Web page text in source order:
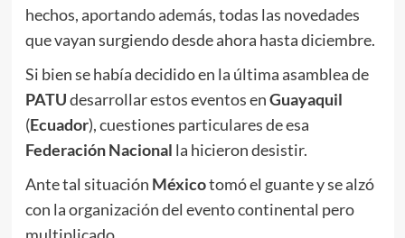
hechos, aportando además, todas las novedades
que vayan surgiendo desde ahora hasta diciembre.
Si bien se había decidido en la última asamblea de
PATUdesarrollar estos eventos enGuayaquil
(Ecuador), cuestiones particulares de esa
Federación Nacional la hicieron desistir.
Ante tal situación Méxicotomó el guante y se alzó
con la organización del evento continental pero